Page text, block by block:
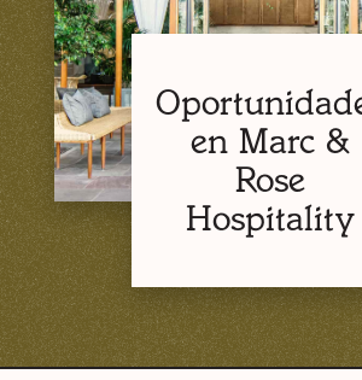
en Marc &
Rose
Hospitality